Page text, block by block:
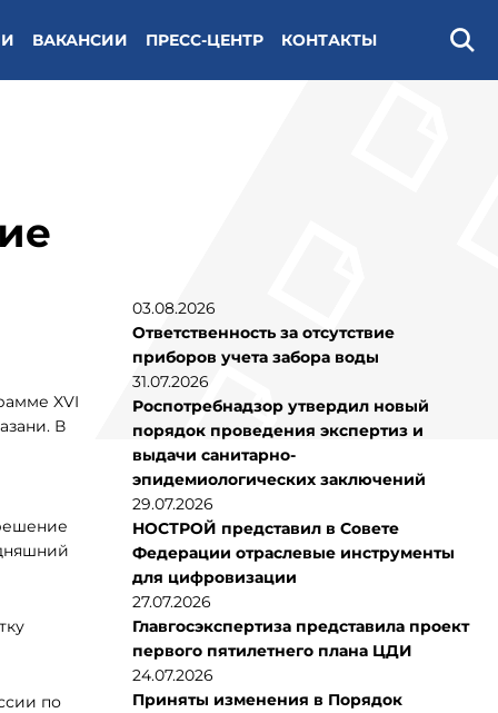
ВАКАНСИИ ПРЕСС-ЦЕНТР КОНТАКТЫ
XVI
В
по
03.08.2026
Ответственность за отсутствие
приборов учета забора воды
31.07.2026
Роспотребнадзор утвердил новый
порядок проведения экспертиз и
выдачи санитарно-
эпидемиологических заключений
29.07.2026
НОСТРОЙ представил в Совете
Федерации отраслевые инструменты
для цифровизации
27.07.2026
Главгосэкспертиза представила проект
первого пятилетнего плана ЦДИ
24.07.2026
Приняты изменения в Порядок